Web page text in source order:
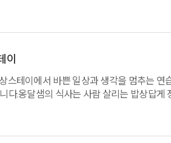
이
테이에서 바쁜 일상과 생각을 멈추는 연
.옹달샘의 식사는 사람 살리는 밥상답게
로 돌아가도 생각이 날거 같아요 ^^스텝들